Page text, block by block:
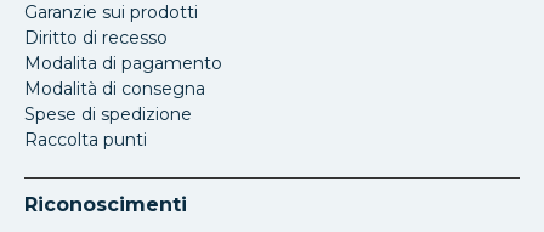
Garanzie sui prodotti
Diritto di recesso
Modalita di pagamento
Modalità di consegna
Spese di spedizione
Raccolta punti
Riconoscimenti